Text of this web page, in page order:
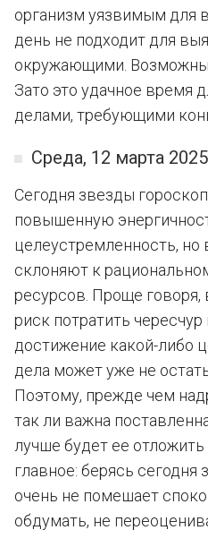
организм уязвимым для
день не подходит для
окружающими.
Зато это удачное время
делами, требующими
Среда, 12 марта 2025
Сегодня звезды
повышенную
целеустремленность, но
склоняют к
ресурсов. Проще говоря,
риск потратить
достижение какой-либо
дела может уже не
Поэтому, прежде чем
так ли важна
лучше будет ее
главное: берясь сегодня
очень не помешает
обдумать, не